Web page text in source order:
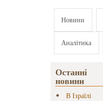
Новини
Аналітика
Останні
новини
В Ізраїлі